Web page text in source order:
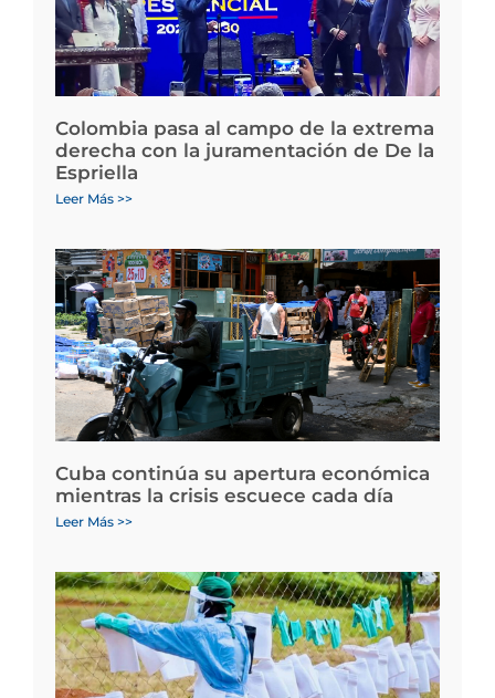
Colombia pasa al campo de la extrema
derecha con la juramentación de De la
Espriella
Leer Más >>
Cuba continúa su apertura económica
mientras la crisis escuece cada día
Leer Más >>